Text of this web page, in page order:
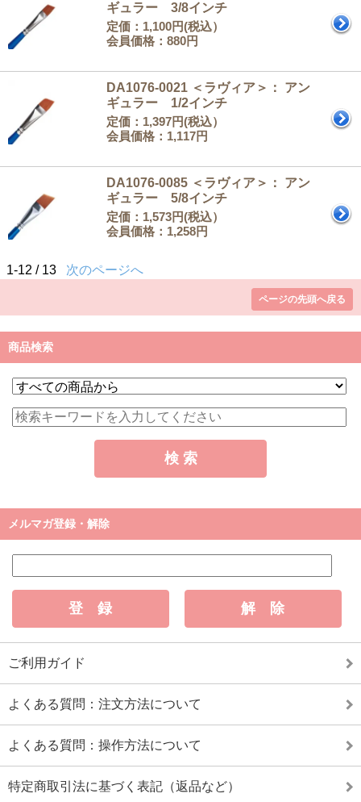
ギュラー 3/8インチ
定価：1,100円(税込）
会員価格：880円
DA1076-0021 ＜ラヴィア＞： アン
ギュラー 1/2インチ
定価：1,397円(税込）
会員価格：1,117円
DA1076-0085 ＜ラヴィア＞： アン
ギュラー 5/8インチ
定価：1,573円(税込）
会員価格：1,258円
1-12 / 13 次のページへ
ページの先頭へ戻る
商品検索
メルマガ登録・解除
ご利用ガイド
よくある質問：注文方法について
よくある質問：操作方法について
特定商取引法に基づく表記（返品など）